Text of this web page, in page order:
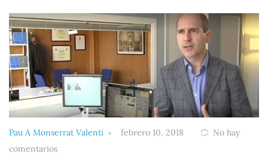
Pau A Monserrat Valenti febrero 10, 2018
No hay
comentarios